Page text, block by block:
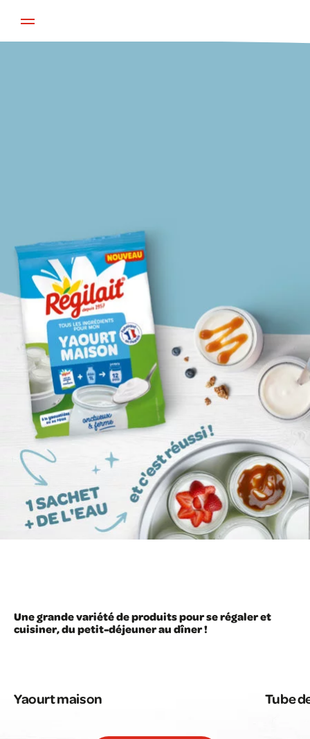
Une grande variété de produits pour se régaler et
cuisiner, du petit-déjeuner au dîner !
Yaourt maison Tube